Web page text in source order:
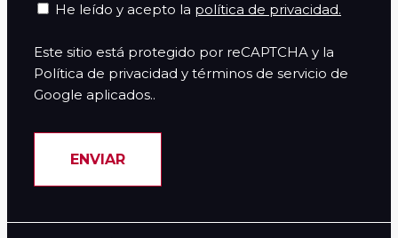
He leído y acepto la política de privacidad.
Este sitio está protegido por reCAPTCHA y la
Política de privacidad y términos de servicio de
Google aplicados..
ENVIAR